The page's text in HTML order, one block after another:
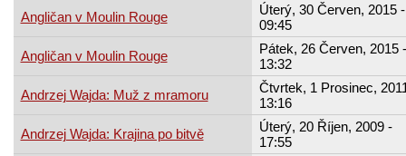
Angličan v Moulin Rouge
Úterý, 30 Červen, 2015 -
09:45
Angličan v Moulin Rouge
Pátek, 26 Červen, 2015 -
13:32
Andrzej Wajda: Muž z mramoru
Čtvrtek, 1 Prosinec,
13:16
Andrzej Wajda: Krajina po bitvě
Úterý, 20 Říjen, 2009 -
17:55